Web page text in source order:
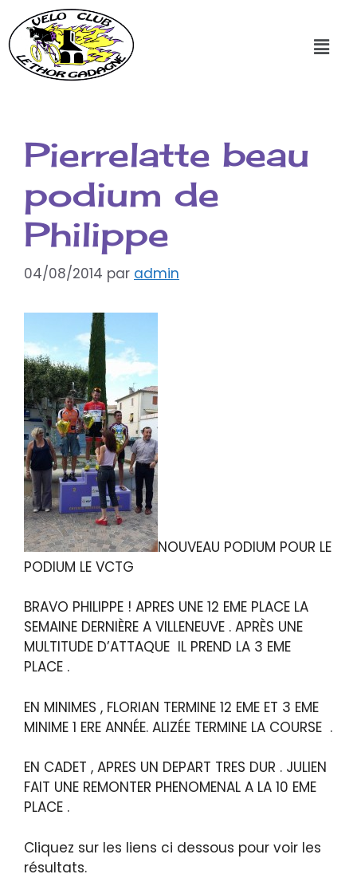
Pierrelatte beau
podium de
Philippe
04/08/2014 par admin
NOUVEAU PODIUM POUR LE
PODIUM LE VCTG
BRAVO PHILIPPE ! APRES UNE 12 EME PLACE LA
SEMAINE DERNIÈRE A VILLENEUVE . APRÈS UNE
MULTITUDE D’ATTAQUE IL PREND LA 3 EME
PLACE .
EN MINIMES , FLORIAN TERMINE 12 EME ET 3 EME
MINIME 1 ERE ANNÉE. ALIZÉE TERMINE LA COURSE .
EN CADET , APRES UN DEPART TRES DUR . JULIEN
FAIT UNE REMONTER PHENOMENAL A LA 10 EME
PLACE .
Cliquez sur les liens ci dessous pour voir les
résultats.